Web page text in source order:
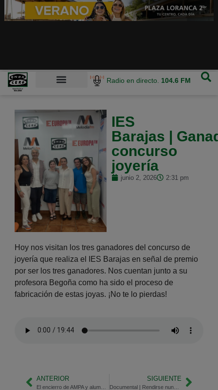
Radio en directo. 104.6 FM
IES
Barajas |
concurso
joyería
junio 2, 2026 2:31 pm
Hoy nos visitan los tres ganadores del concurso de
joyería que realiza el IES Barajas en señal de premio
por ser los tres ganadores. Nos cuentan junto a su
profesora Begoña como ha sido el proceso de
fabricación de estas joyas. ¡No te lo pierdas!
ANTERIOR SIGUIENTE
Documental | Rendirse nunca fue una opción